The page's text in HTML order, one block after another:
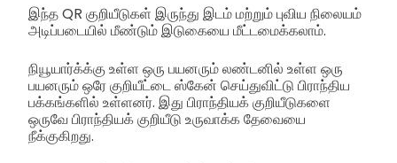
இந்த QR குறியீடுகள் இருந்து இடம் மற்றும் புவிய நிலையம்
அடிப்படையில் மீண்டும் இடுகையை மீட்டமைக்கலாம்.
நியூயார்க்க்கு உள்ள ஒரு பயனரும் லண்டனில் உள்ள ஒரு
பயனரும் ஒரே குறியீட்டை ஸ்கேன் செய்துவிட்டு பிராந்திய
பக்கங்களில் உள்ளனர். இது பிராந்தியக் குறியீடுகளை
ஒருவே பிராந்தியக் குறியீடு உருவாக்க தேவையை
நீக்குகிறது.